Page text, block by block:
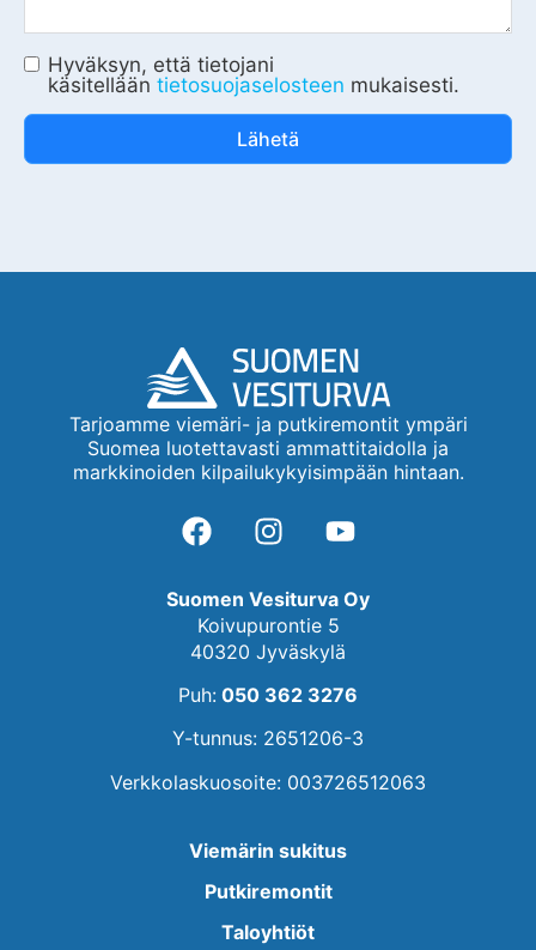
Hyväksyn, että tietojani
käsitellään tietosuojaselosteen mukaisesti.
Lähetä
Tarjoamme viemäri- ja putkiremontit ympäri
Suomea luotettavasti ammattitaidolla ja
markkinoiden kilpailukykyisimpään hintaan.
Suomen Vesiturva Oy
Koivupurontie 5
40320 Jyväskylä
Puh: 050 362 3276
Y-tunnus: 2651206-3
Verkkolaskuosoite: 003726512063
Viemärin sukitus
Putkiremontit
Taloyhtiöt